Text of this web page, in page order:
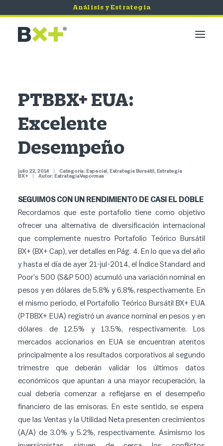
Análisis y Estrategia
Bursátil
Quiero Invertir
Tips de Seguridad
PTBBX+ EUA:
Excelente
Desempeño
julio 22, 2014 Categoría: Especial, Estrategia Bursátil, Estrategia
BX+
Autor: EstrategiaVepormas
SEGUIMOS CON UN RENDIMIENTO DE CASI EL DOBLE
Recordamos que este portafolio tiene como objetivo
ofrecer una alternativa de diversificación internacional
que complemente nuestro Portafolio Teórico Bursátil
BX+ (BX+ Cap), ver detalles en Pág. 4. En lo que va del año
y hasta el día de ayer 21-jul-2014, el Índice Standard and
Poor’s 500 (S&P 500) acumuló una variación nominal en
pesos y en dólares de 5.8% y 6.8%, respectivamente. En
el mismo periodo, el Portafolio Teórico Bursátil BX+ EUA
(PTBBX+ EUA) registró un avance nominal en pesos y en
dólares de 12.5% y 13.5%, respectivamente. Los
mercados accionarios en EUA se encuentran atentos
principalmente a los resultados corporativos al segundo
trimestre que deberán validar los últimos datos
económicos que apuntan a una mayor recuperación, la
cual debería comenzar a reflejarse en el desempeño
financiero de las emisoras. En este sentido, se espera
que las Ventas y la Utilidad Neta presenten crecimientos
(A/A) de 3.0% y 5.2%, respectivamente. Asimismo los